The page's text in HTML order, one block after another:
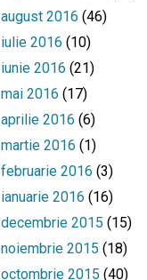
august 2016 (46)
iulie 2016 (10)
iunie 2016 (21)
mai 2016 (17)
aprilie 2016 (6)
martie 2016 (1)
februarie 2016 (3)
ianuarie 2016 (16)
decembrie 2015 (15)
noiembrie 2015 (18)
octombrie 2015 (40)